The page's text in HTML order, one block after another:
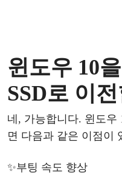
윈도우 10을
SSD로 이전
네 , 가능합니다. 윈도우
면 다음과 같은 이점이
✨부팅 속도 향상